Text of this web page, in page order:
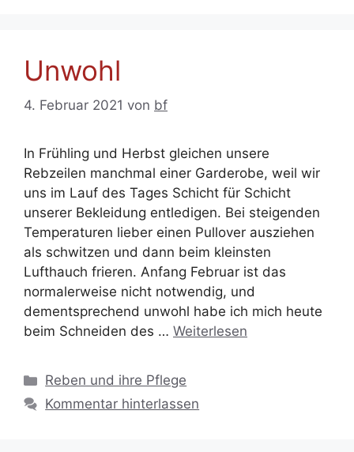
Unwohl
4. Februar 2021 von bf
In Frühling und Herbst gleichen unsere
Rebzeilen manchmal einer Garderobe, weil wir
uns im Lauf des Tages Schicht für Schicht
unserer Bekleidung entledigen. Bei steigenden
Temperaturen lieber einen Pullover ausziehen
als schwitzen und dann beim kleinsten
Lufthauch frieren. Anfang Februar ist das
normalerweise nicht notwendig, und
dementsprechend unwohl habe ich mich heute
beim Schneiden des … Weiterlesen
Kategorien
Reben und ihre Pflege
Kommentar hinterlassen